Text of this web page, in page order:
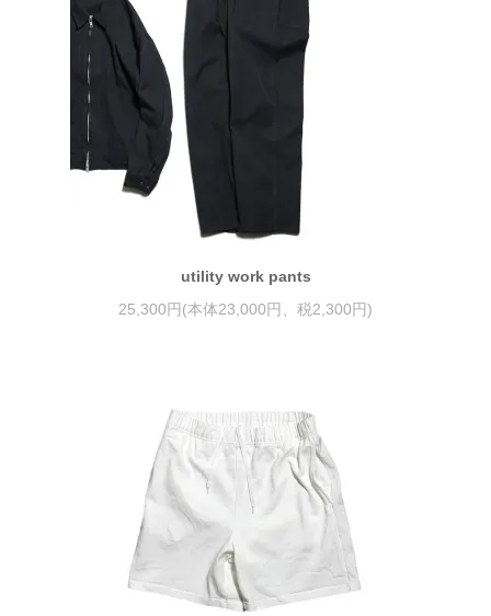
utility work pants
25,300円(本体23,000円、税2,300円)